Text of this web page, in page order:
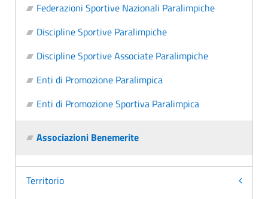
Federazioni Sportive Nazionali Paralimpiche
Discipline Sportive Paralimpiche
Discipline Sportive Associate Paralimpiche
Enti di Promozione Paralimpica
Enti di Promozione Sportiva Paralimpica
Associazioni Benemerite
Territorio